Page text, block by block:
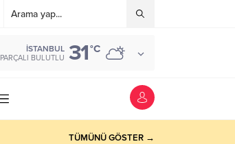
İSTANBUL
PARÇALI BULUTLU 31°C
TÜMÜNÜ GÖSTER →